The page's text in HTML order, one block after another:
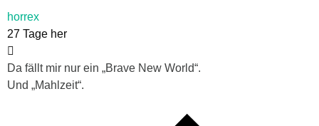
horrex
27 Tage her
Da fällt mir nur ein „Brave New World“.
Und „Mahlzeit“.